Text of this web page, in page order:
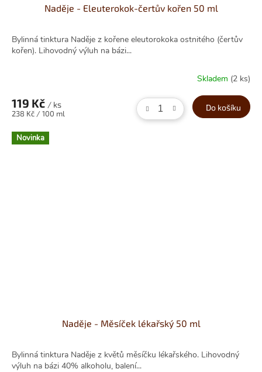
Naděje - Eleuterokok-čertův kořen 50 ml
Bylinná tinktura Naděje z kořene eleutorokoka ostnitého (čertův
kořen). Lihovodný výluh na bázi...
Skladem (2 ks)
119 Kč / ks
Měrná
238 Kč / 100 ml
Do košíku
Novinka
Naděje - Měsíček lékařský 50 ml
Bylinná tinktura Naděje z květů měsíčku lékařského. Lihovodný
výluh na bázi 40% alkoholu, balení...